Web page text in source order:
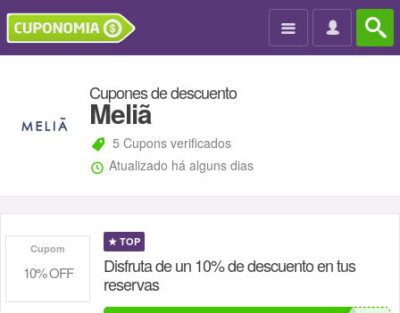

Cupones de descuento
Meliã
5 Cupons verificados
Atualizado há alguns dias
★ TOP
Disfruta de un 10% de descuento en tus
reservas
Cupom
10% OFF